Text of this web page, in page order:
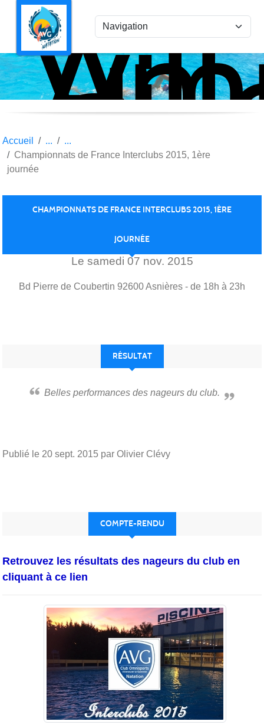
la
Accueil
Championnats de France Interclubs 2015, 1ère
journée
CHAMPIONNATS DE FRANCE INTERCLUBS 2015, 1ÈRE
JOURNÉE
Le samedi 07 nov. 2015
Bd Pierre de Coubertin 92600Asnières - de 18h à 23h
RÉSULTAT
Belles performances des nageurs du club.
Publié le 20 sept. 2015 par Olivier Clévy
COMPTE-RENDU
Retrouvez les résultats des nageurs du club en
cliquant à ce lien
Panneau de gestion des cookies